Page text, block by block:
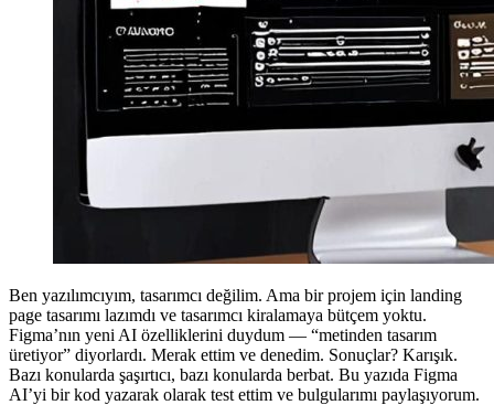
Ben yazılımcıyım, tasarımcı değilim. Ama bir projem için landing
page tasarımı lazımdı ve tasarımcı kiralamaya bütçem yoktu.
Figma’nın yeni AI özelliklerini duydum — “metinden tasarım
üretiyor” diyorlardı. Merak ettim ve denedim. Sonuçlar? Karışık.
Bazı konularda şaşırtıcı, bazı konularda berbat. Bu yazıda Figma
AI’yi bir kod yazarak olarak test ettim ve bulgularımı paylaşıyorum.